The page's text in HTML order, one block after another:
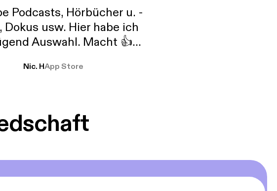
Podcasts, Hörbücher u. -
Dokus usw. Hier habe ich
Auswahl. Macht 👍
Nic. HApp Store